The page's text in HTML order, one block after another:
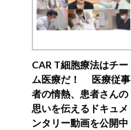
CAR T細胞療法はチー
ム医療だ！ 医療従事
者の情熱、患者さんの
思いを伝えるドキュメ
ンタリー動画を公開中